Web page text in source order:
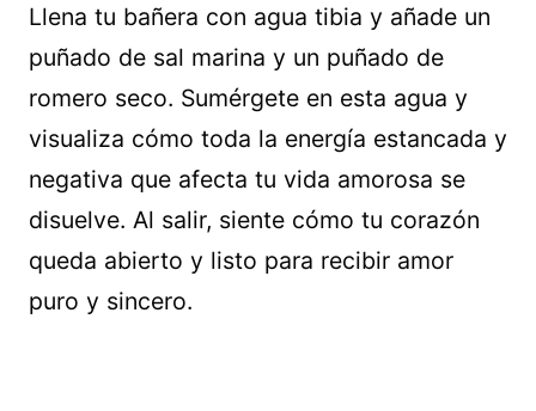
Llena tu bañera con agua tibia y añade un
puñado de sal marina y un puñado de
romero seco. Sumérgete en esta agua y
visualiza cómo toda la energía estancada y
negativa que afecta tu vida amorosa se
disuelve. Al salir, siente cómo tu corazón
queda abierto y listo para recibir amor
puro y sincero.